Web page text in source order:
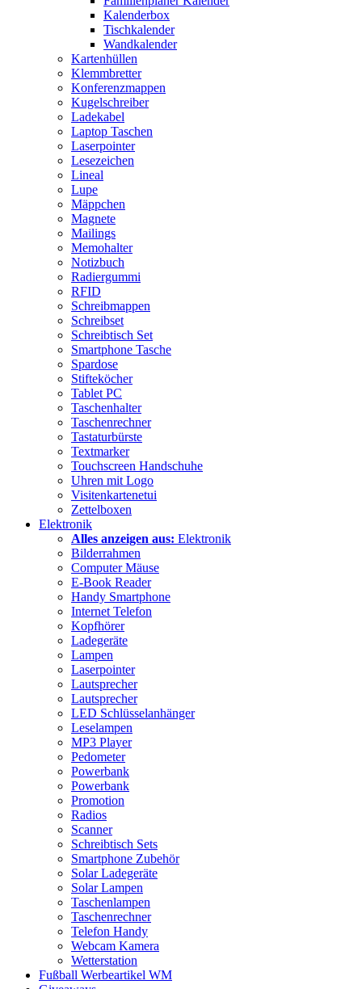
Kalenderbox
Tischkalender
Wandkalender
Kartenhüllen
Klemmbretter
Konferenzmappen
Kugelschreiber
Ladekabel
Laptop Taschen
Laserpointer
Lesezeichen
Lineal
Lupe
Mäppchen
Magnete
Mailings
Memohalter
Notizbuch
Radiergummi
RFID
Schreibmappen
Schreibset
Schreibtisch Set
Smartphone Tasche
Spardose
Stifteköcher
Tablet PC
Taschenhalter
Taschenrechner
Tastaturbürste
Textmarker
Touchscreen Handschuhe
Uhren mit Logo
Visitenkartenetui
Zettelboxen
Elektronik
Alles anzeigen aus: Elektronik
Bilderrahmen
Computer Mäuse
E-Book Reader
Handy Smartphone
Internet Telefon
Kopfhörer
Ladegeräte
Lampen
Laserpointer
Lautsprecher
Lautsprecher
LED Schlüsselanhänger
Leselampen
MP3 Player
Pedometer
Powerbank
Powerbank
Promotion
Radios
Scanner
Schreibtisch Sets
Smartphone Zubehör
Solar Ladegeräte
Solar Lampen
Taschenlampen
Taschenrechner
Telefon Handy
Webcam Kamera
Wetterstation
Fußball Werbeartikel WM